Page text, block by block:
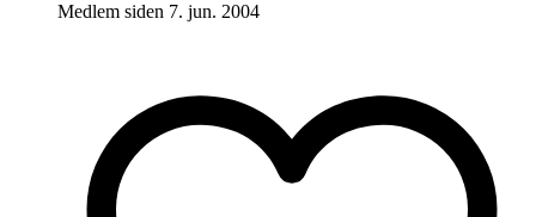
Medlem siden 7. jun. 2004